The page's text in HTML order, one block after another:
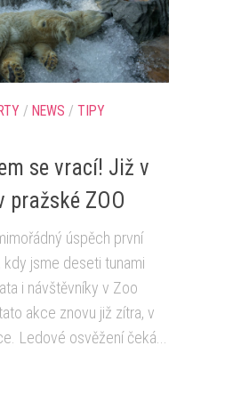
/ NEWS / TIPY
se vrací! Již v
pražské ZOO
úspěch první
kdy jsme deseti tunami
i návštěvníky v Zoo
akce znovu již zítra, v
Ledové osvěžení čeká...